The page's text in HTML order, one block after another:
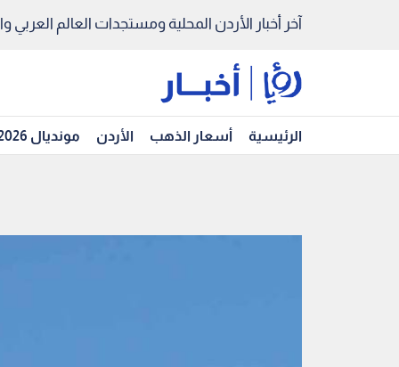
آخر أخبار الأردن المحلية ومستجدات العالم العربي
الرئيسية أسعار الذهب الأردن مونديال 2026